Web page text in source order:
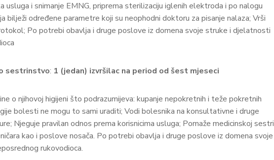
usluga i snimanje EMNG, priprema sterilizaciju iglenih elektroda i po nalogu
bilježi određene parametre koji su neophodni doktoru za pisanje nalaza; Vrši
Po potrebi obavlja i druge poslove iz domena svoje struke i djelatnosti
sestrinstvo: 1 (jedan) izvršilac na period od šest mjeseci
o njihovoj higijeni što podrazumijeva: kupanje nepokretnih i teže pokretnih
bolesti ne mogu to sami uraditi; Vodi bolesnika na konsultativne i druge
Njeguje pravilan odnos prema korisnicima usluga; Pomaže medicinskoj sestri
kao i poslove nosača. Po potrebi obavlja i druge poslove iz domena svoje
rukovodioca.